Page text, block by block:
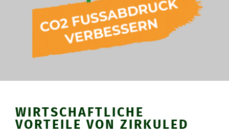
WIRTSCHAFTLICHE
VORTEILE VON ZIRKULED